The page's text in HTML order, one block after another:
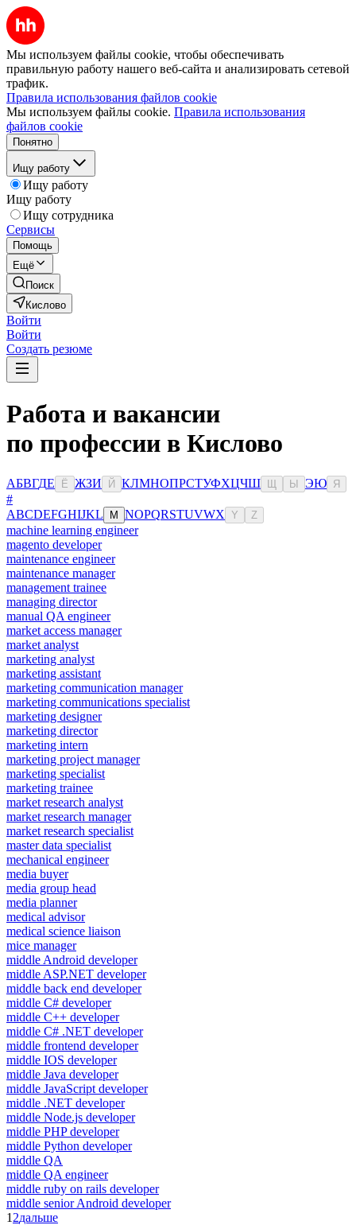
Мы используем файлы cookie, чтобы обеспечивать
правильную работу нашего веб-сайта и анализировать сетевой
трафик.
Правила использования файлов cookie
Мы используем файлы cookie. Правила использования
файлов cookie
Понятно
Ищу работу
Ищу работу
Ищу работу
Ищу сотрудника
Сервисы
Помощь
Ещё
Поиск
Кислово
Войти
Войти
Создать резюме
Работа и вакансии
по профессии в Кислово
АБВГДЕ Ё ЖЗИ Й КЛМНОПРСТУФХЦЧШ Ы ЭЮ Я
#
ABCDEFGHIJKL M NOPQRSTUVWX Y Z
machine learning engineer
magento developer
maintenance engineer
maintenance manager
management trainee
managing director
manual QA engineer
market access manager
market analyst
marketing analyst
marketing assistant
marketing communication manager
marketing communications specialist
marketing designer
marketing director
marketing intern
marketing project manager
marketing specialist
marketing trainee
market research analyst
market research manager
market research specialist
master data specialist
mechanical engineer
media buyer
media group head
media planner
medical advisor
medical science liaison
mice manager
middle Android developer
middle ASP.NET developer
middle back end developer
middle C# developer
middle C++ developer
middle C# .NET developer
middle frontend developer
middle IOS developer
middle Java developer
middle JavaScript developer
middle .NET developer
middle Node.js developer
middle PHP developer
middle Python developer
middle QA
middle QA engineer
middle ruby on rails developer
middle senior Android developer
1 2дальше